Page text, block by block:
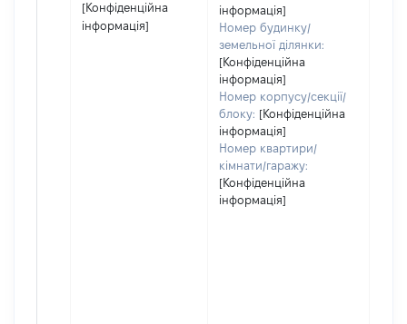
[Конфіденційна
інформація]
інформація]
Номер будинку/
земельної ділянки:
[Конфіденційна
інформація]
Номер корпусу/секції/
блоку: [Конфіденційна
інформація]
Номер квартири/
кімнати/гаражу:
[Конфіденційна
інформація]